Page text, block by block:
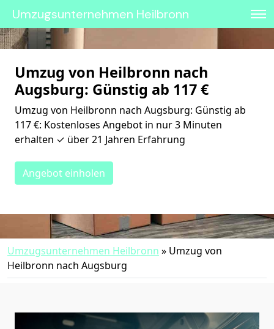
Umzugsunternehmen Heilbronn
Umzug von Heilbronn nach
Augsburg: Günstig ab 117 €
Umzug von Heilbronn nach Augsburg: Günstig ab
117 €: Kostenloses Angebot in nur 3 Minuten
erhalten ✓ über 21 Jahren Erfahrung
Angebot einholen
Umzugsunternehmen Heilbronn » Umzug von
Heilbronn nach Augsburg